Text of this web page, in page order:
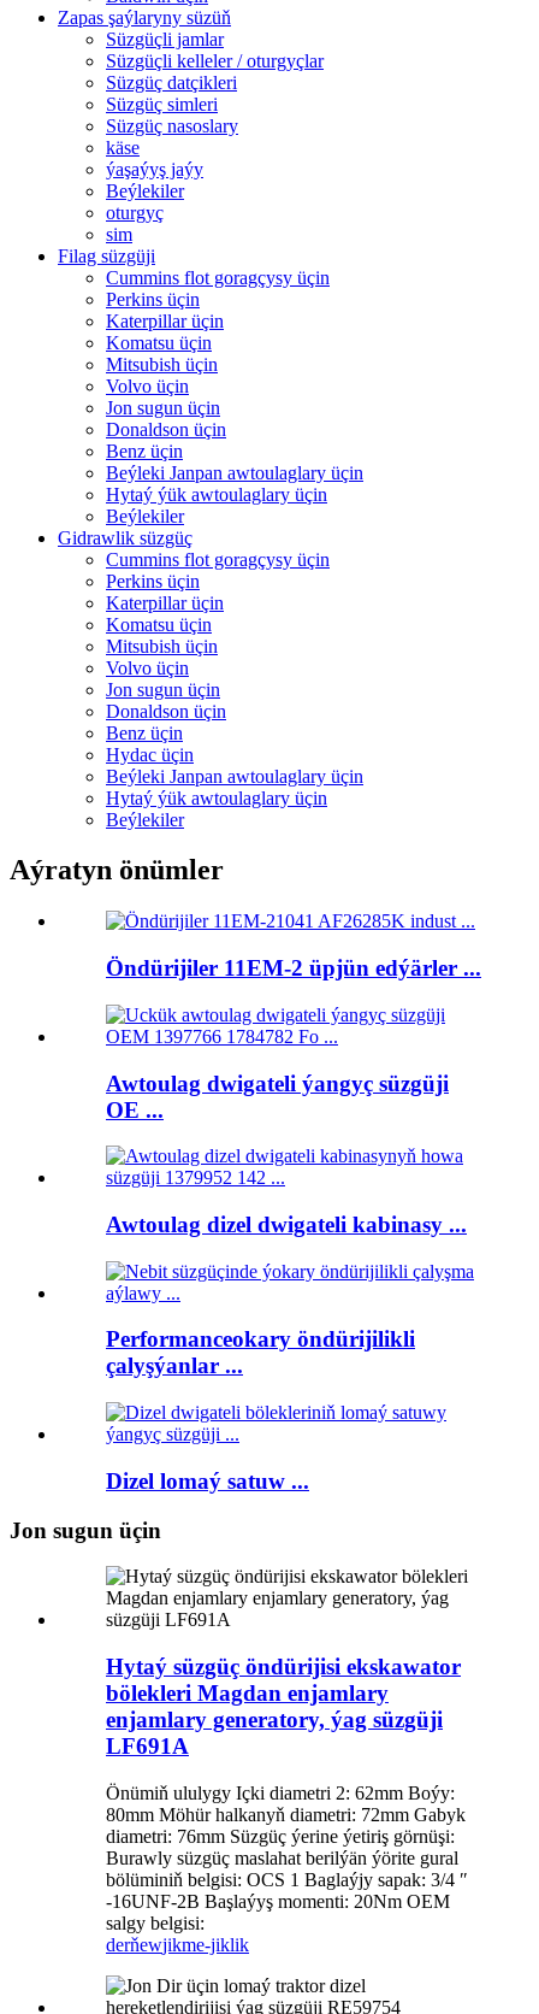
Zapas şaýlaryny süzüň
Süzgüçli jamlar
Süzgüçli kelleler / oturgyçlar
Süzgüç datçikleri
Süzgüç simleri
Süzgüç nasoslary
käse
ýaşaýyş jaýy
Beýlekiler
oturgyç
sim
Filag süzgüji
Cummins flot goragçysy üçin
Perkins üçin
Katerpillar üçin
Komatsu üçin
Mitsubish üçin
Volvo üçin
Jon sugun üçin
Donaldson üçin
Benz üçin
Beýleki Janpan awtoulaglary üçin
Hytaý ýük awtoulaglary üçin
Beýlekiler
Gidrawlik süzgüç
Cummins flot goragçysy üçin
Perkins üçin
Katerpillar üçin
Komatsu üçin
Mitsubish üçin
Volvo üçin
Jon sugun üçin
Donaldson üçin
Benz üçin
Hydac üçin
Beýleki Janpan awtoulaglary üçin
Hytaý ýük awtoulaglary üçin
Beýlekiler
Aýratyn önümler
Öndürijiler 11EM-2 üpjün edýärler ...
Awtoulag dwigateli ýangyç süzgüji
OE ...
Awtoulag dizel dwigateli kabinasy ...
Performanceokary öndürijilikli
çalyşýanlar ...
Dizel lomaý satuw ...
Jon sugun üçin
Hytaý süzgüç öndürijisi ekskawator
bölekleri Magdan enjamlary
enjamlary generatory, ýag süzgüji
LF691A
Önümiň ululygy Içki diametri 2: 62mm Boýy:
80mm Möhür halkanyň diametri: 72mm Gabyk
diametri: 76mm Süzgüç ýerine ýetiriş görnüşi:
Burawly süzgüç maslahat berilýän ýörite gural
bölüminiň belgisi: OCS 1 Baglaýjy sapak: 3/4 ″
-16UNF-2B Başlaýyş momenti: 20Nm OEM
salgy belgisi:
derňewjikme-jiklik